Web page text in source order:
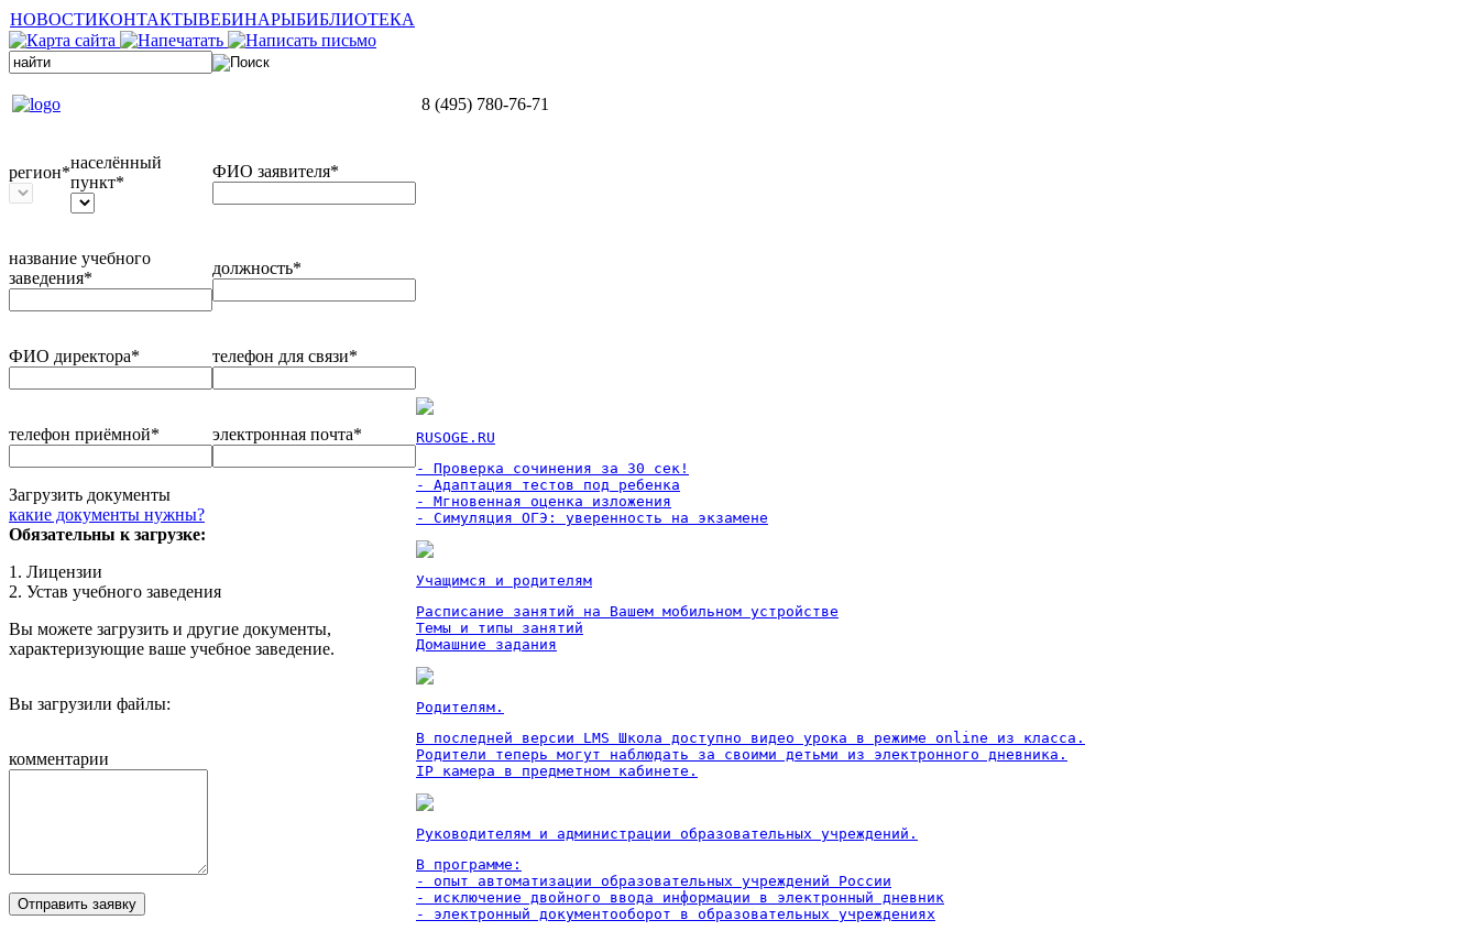
НОВОСТИКОНТАКТЫВЕБИНАРЫБИБЛИОТЕКА
8 (495) 780-76-71
регион*
населённый
пункт*
ФИО заявителя*
название учебного
заведения*
должность*
ФИО директора* телефон для связи*
телефон приёмной* электронная почта*
Загрузить документы
какие документы нужны?
Обязательны к загрузке:
1. Лицензии
2. Устав учебного заведения
Вы можете загрузить и другие документы,
характеризующие ваше учебное заведение.
Вы загрузили файлы:
комментарии
Отправить заявку
RUSOGE.RU
- Проверка сочинения за 30 сек!
- Адаптация тестов под ребенка
- Мгновенная оценка изложения
- Симуляция ОГЭ: уверенность на экзамене
Учащимся и родителям
Расписание занятий на Вашем мобильном устройстве
Темы и типы занятий
Домашние задания
Родителям.
В последней версии LMS Школа доступно видео урока в режиме online из класса.
Родители теперь могут наблюдать за своими детьми из электронного дневника.
IP камера в предметном кабинете.
Руководителям и администрации образовательных учреждений.
В программе:
- опыт автоматизации образовательных учреждений России
- исключение двойного ввода информации в электронный дневник
- электронный документооборот в образовательных учреждениях